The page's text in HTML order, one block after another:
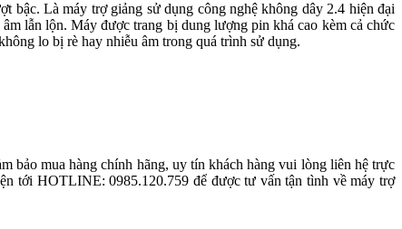
bậc. Là máy trợ giảng sử dụng công nghệ không dây 2.4 hiện đại
lẫn lộn. Máy được trang bị dung lượng pin khá cao kèm cả chức
lo bị rè hay nhiễu âm trong quá trình sử dụng.
mua hàng chính hãng, uy tín khách hàng vui lòng liên hệ trực
tới HOTLINE: 0985.120.759 để được tư vấn tận tình về máy trợ